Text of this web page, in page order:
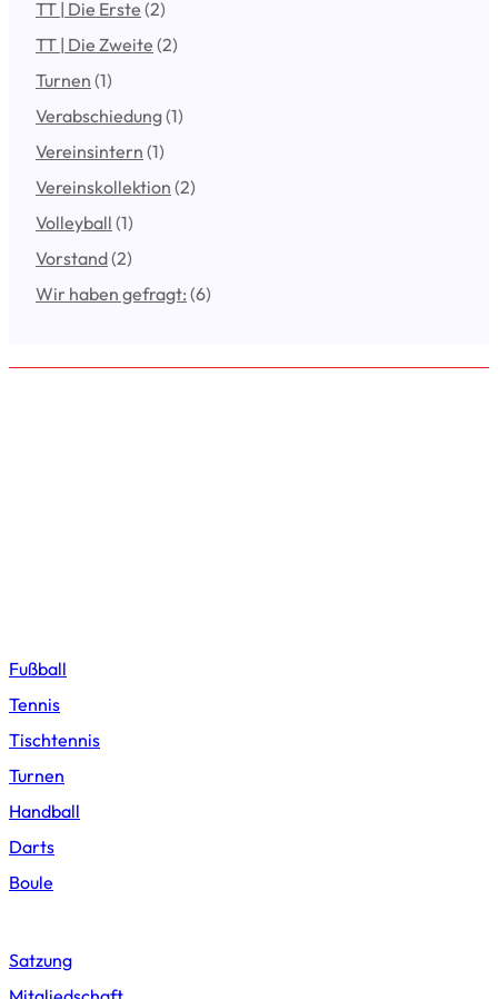
TT | Die Erste (2)
TT | Die Zweite (2)
Turnen (1)
Verabschiedung(1)
Vereinsintern (1)
Vereinskollektion (2)
Volleyball (1)
Vorstand(2)
Wir haben gefragt: (6)
Fußball
Tennis
Tischtennis
Turnen
Handball
Darts
Boule
Satzung